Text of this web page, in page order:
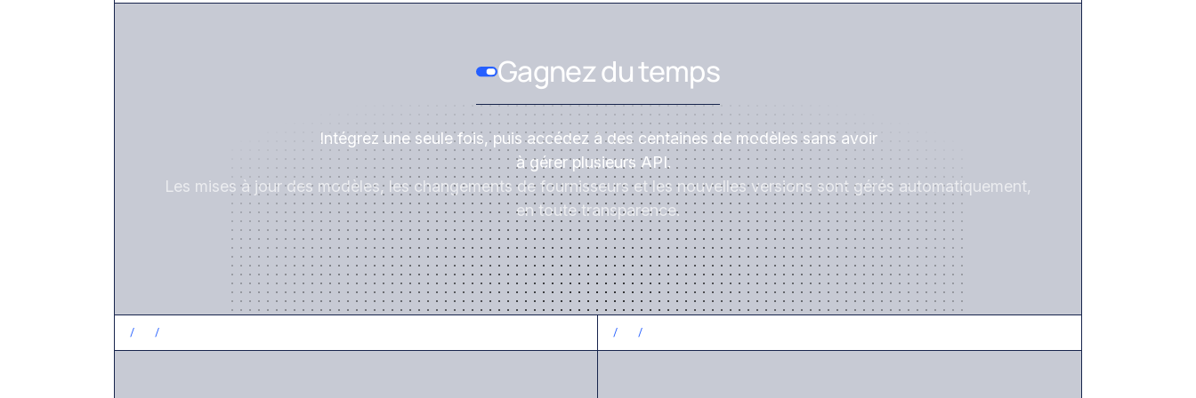
Gagnez du temps
Intégrez une seule fois, puis accédez à des centaines de modèles sans avoir
à gérer plusieurs API.
Les mises à jour des modèles, les changements de fournisseurs et les nouvelles versions sont gérés automatiquement,
en toute transparence.
/ / / /